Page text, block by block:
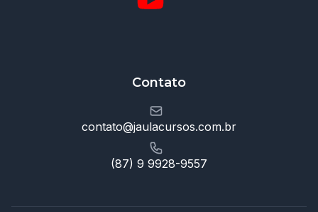
Contato
contato@jaulacursos.com.br
(87) 9 9928-9557